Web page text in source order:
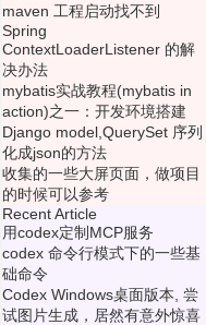
maven 工程启动找不到
Spring
ContextLoaderListener 的解
决办法
mybatis实战教程(mybatis in
action)之一：开发环境搭建
Django model,QuerySet 序列
化成json的方法
收集的一些大屏页面，做项目
的时候可以参考
Recent Article
用codex定制MCP服务
codex 命令行模式下的一些基
础命令
Codex Windows桌面版本, 尝
试图片生成，居然有意外惊喜